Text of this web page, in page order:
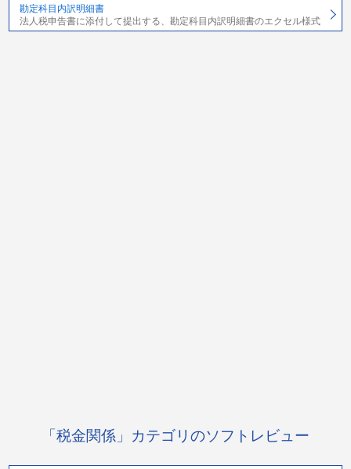
勘定科目内訳明細書
法人税申告書に添付して提出する、勘定科目内訳明細書のエクセル様式
「税金関係」カテゴリのソフトレビュー